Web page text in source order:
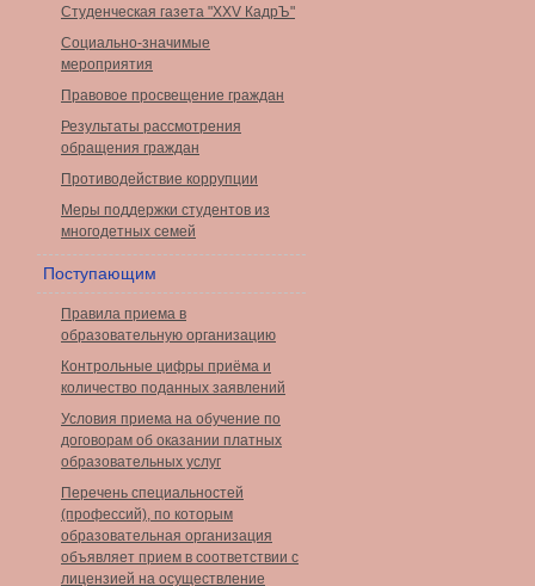
Студенческая газета "XXV КадрЪ"
Социально-значимые
мероприятия
Правовое просвещение граждан
Результаты рассмотрения
обращения граждан
Противодействие коррупции
Меры поддержки студентов из
многодетных семей
Поступающим
Правила приема в
образовательную организацию
Контрольные цифры приёма и
количество поданных заявлений
Условия приема на обучение по
договорам об оказании платных
образовательных услуг
Перечень специальностей
(профессий), по которым
образовательная организация
объявляет прием в соответствии с
лицензией на осуществление